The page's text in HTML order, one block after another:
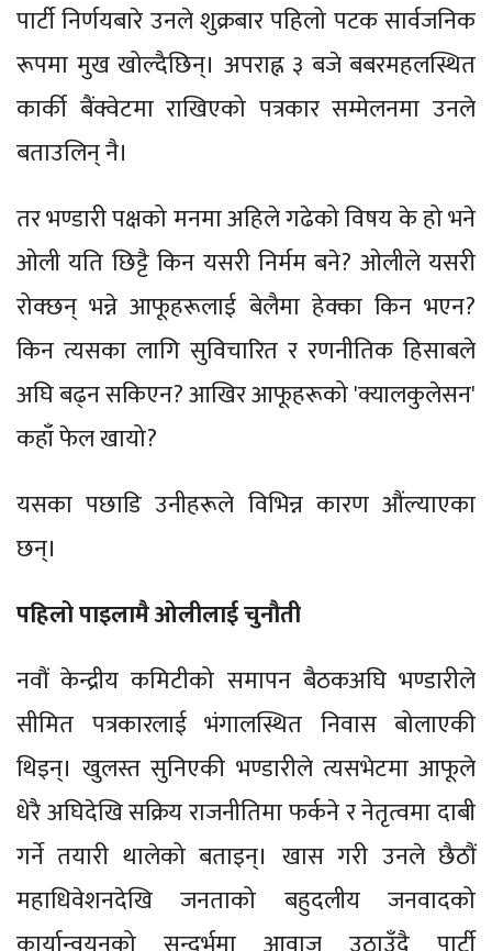
पार्टी निर्णयबारे उनले शुक्रबार पहिलो पटक सार्वजनिक
रूपमा मुख खोल्दैछिन्। अपराह्न ३ बजे बबरमहलस्थित
कार्की बैंक्वेटमा राखिएको पत्रकार सम्मेलनमा उनले
बताउलिन् नै।
तर भण्डारी पक्षको मनमा अहिले गढेको विषय के हो भने
ओली यति छिट्टै किन यसरी निर्मम बने? ओलीले यसरी
रोक्छन् भन्ने आफूहरूलाई बेलैमा हेक्का किन भएन?
किन त्यसका लागि सुविचारित र रणनीतिक हिसाबले
अघि बढ्न सकिएन? आखिर आफूहरूको 'क्यालकुलेसन'
कहाँ फेल खायो?
यसका पछाडि उनीहरूले विभिन्न कारण औंल्याएका
छन्।
पहिलो पाइलामै ओलीलाई चुनौती
नवौं केन्द्रीय कमिटीको समापन बैठकअघि भण्डारीले
सीमित पत्रकारलाई भंगालस्थित निवास बोलाएकी
थिइन्। खुलस्त सुनिएकी भण्डारीले त्यसभेटमा आफूले
धेरै अघिदेखि सक्रिय राजनीतिमा फर्कने र नेतृत्वमा दाबी
गर्ने तयारी थालेको बताइन्। खास गरी उनले छैठौं
महाधिवेशनदेखि जनताको बहुदलीय जनवादको